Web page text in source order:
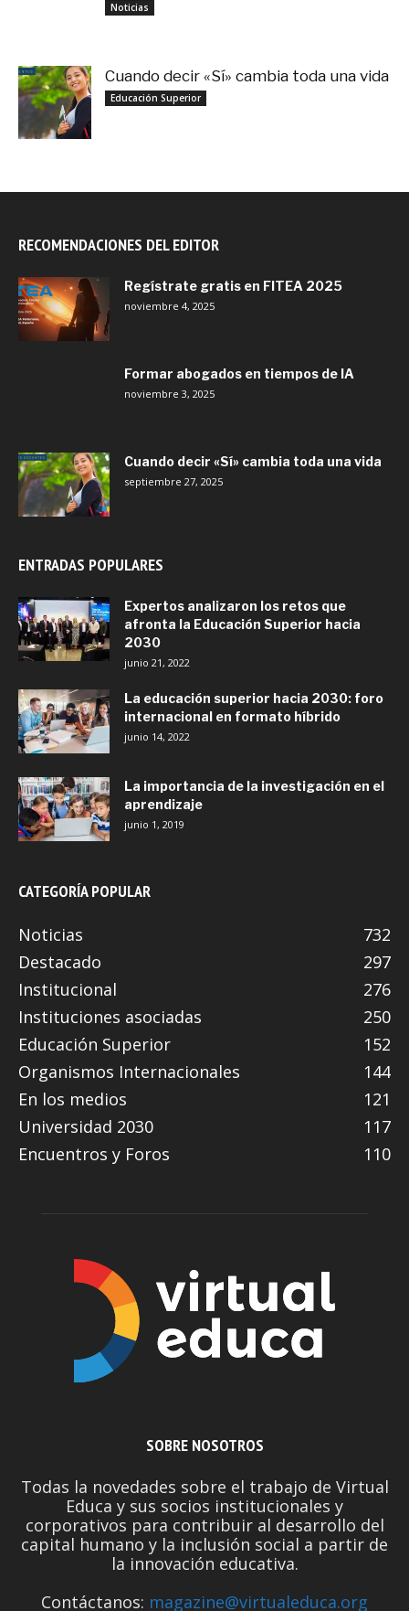
Noticias
Cuando decir «Sí» cambia toda una vida
Educación Superior
RECOMENDACIONES DEL EDITOR
Regístrate gratis en FITEA 2025
noviembre 4, 2025
Formar abogados en tiempos de IA
noviembre 3, 2025
Cuando decir «Sí» cambia toda una vida
septiembre 27, 2025
ENTRADAS POPULARES
Expertos analizaron los retos que
afronta la Educación Superior hacia
2030
junio 21, 2022
La educación superior hacia 2030: foro
internacional en formato híbrido
junio 14, 2022
La importancia de la investigación en el
aprendizaje
junio 1, 2019
CATEGORÍA POPULAR
Noticias
732
Destacado
297
Institucional
276
Instituciones asociadas
250
Educación Superior
152
Organismos Internacionales
144
En los medios
121
Universidad 2030
117
Encuentros y Foros
110
SOBRE NOSOTROS
Todas la novedades sobre el trabajo de Virtual
Educa y sus socios institucionales y
corporativos para contribuir al desarrollo del
capital humano y la inclusión social a partir de
la innovación educativa.
Contáctanos: magazine@virtualeduca.org